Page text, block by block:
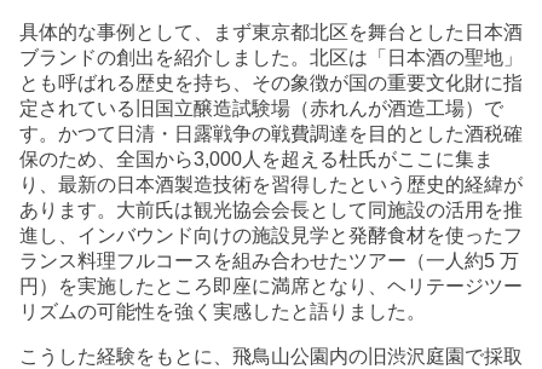
具体的な事例として、まず東京都北区を舞台とした日本酒
ブランドの創出を紹介しました。北区は「日本酒の聖地」
とも呼ばれる歴史を持ち、その象徴が国の重要文化財に指
定されている旧国立醸造試験場（赤れんが酒造工場）で
す。かつて日清・日露戦争の戦費調達を目的とした酒税確
保のため、全国から3,000人を超える杜氏がここに集ま
り、最新の日本酒製造技術を習得したという歴史的経緯が
あります。大前氏は観光協会会長として同施設の活用を推
進し、インバウンド向けの施設見学と発酵食材を使ったフ
ランス料理フルコースを組み合わせたツアー（一人約5 万
円）を実施したところ即座に満席となり、ヘリテージツー
リズムの可能性を強く実感したと語りました。
こうした経験をもとに、飛鳥山公園内の旧渋沢庭園で採取